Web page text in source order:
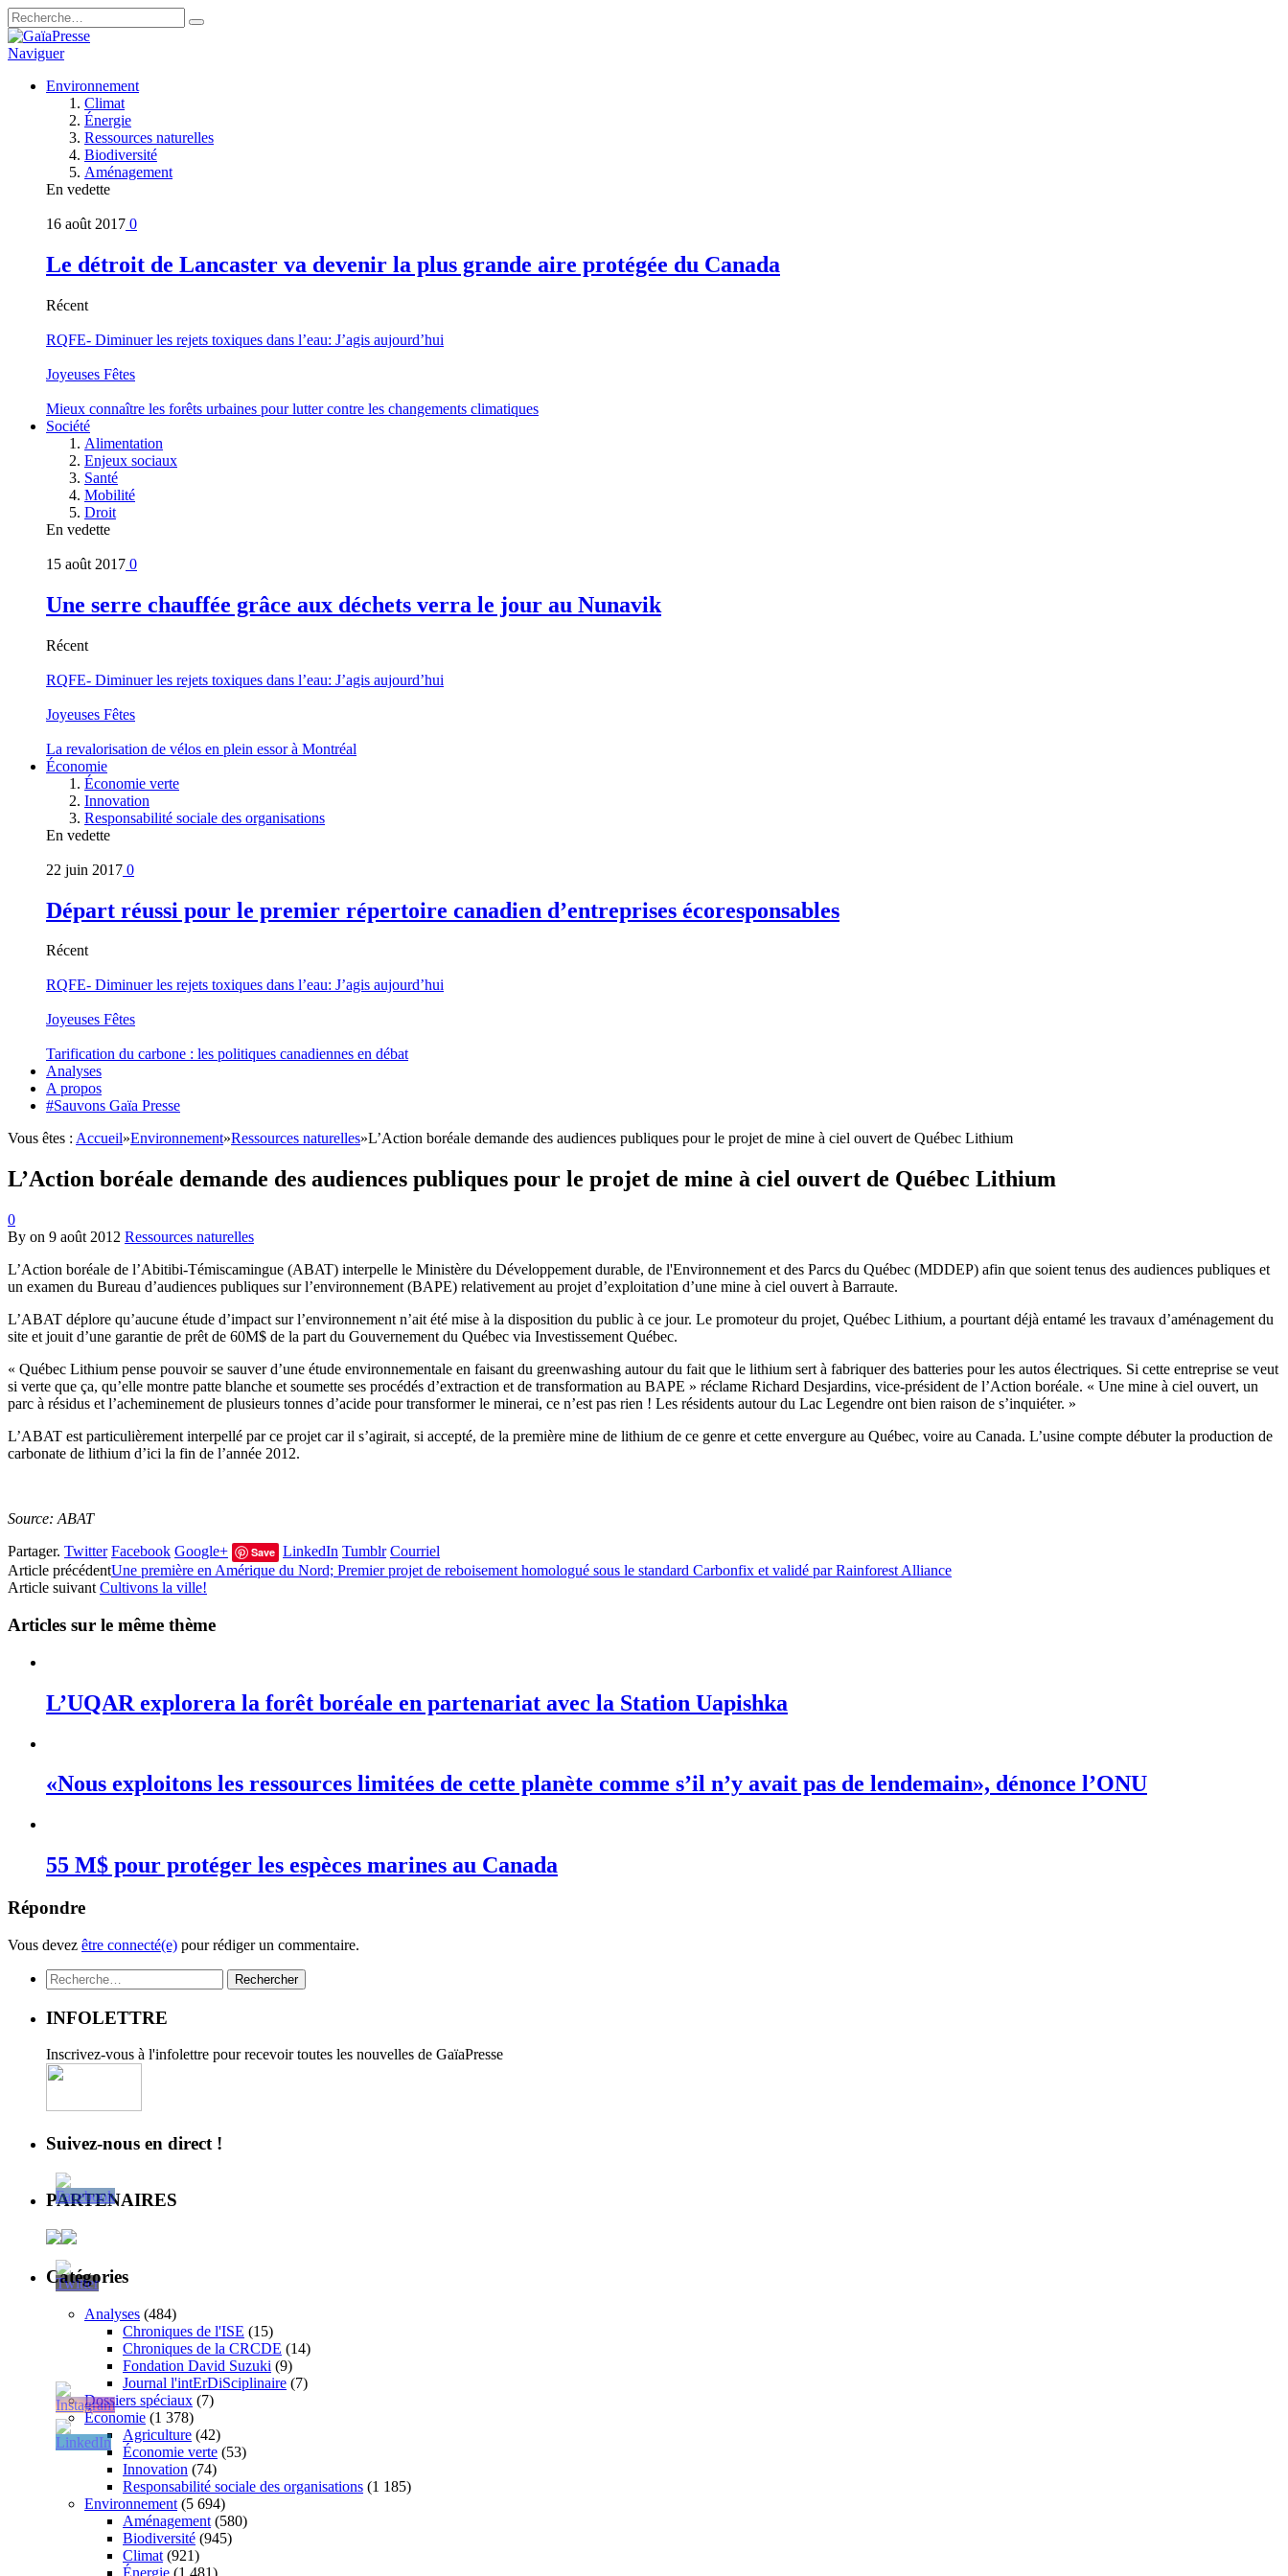
Naviguer
Environnement
Climat
Énergie
Ressources naturelles
Biodiversité
Aménagement
En vedette
16 août 2017 0
Le détroit de Lancaster va devenir la plus grande aire protégée du Canada
Récent
RQFE- Diminuer les rejets toxiques dans l’eau: J’agis aujourd’hui
Joyeuses Fêtes
Mieux connaître les forêts urbaines pour lutter contre les changements climatiques
Société
Alimentation
Enjeux sociaux
Santé
Mobilité
Droit
En vedette
15 août 2017 0
Une serre chauffée grâce aux déchets verra le jour au Nunavik
Récent
RQFE- Diminuer les rejets toxiques dans l’eau: J’agis aujourd’hui
Joyeuses Fêtes
La revalorisation de vélos en plein essor à Montréal
Économie
Économie verte
Innovation
Responsabilité sociale des organisations
En vedette
22 juin 2017 0
Départ réussi pour le premier répertoire canadien d’entreprises écoresponsables
Récent
RQFE- Diminuer les rejets toxiques dans l’eau: J’agis aujourd’hui
Joyeuses Fêtes
Tarification du carbone : les politiques canadiennes en débat
Analyses
A propos
#Sauvons Gaïa Presse
Vous êtes : Accueil»Environnement»Ressources naturelles»L’Action boréale demande des audiences publiques pour le projet de mine à ciel ouvert de Québec Lithium
L’Action boréale demande des audiences publiques pour le projet de mine à ciel ouvert de Québec Lithium
0
By on 9 août 2012 Ressources naturelles
L’Action boréale de l’Abitibi-Témiscamingue (ABAT) interpelle le Ministère du Développement durable, de l'Environnement et des Parcs du Québec (MDDEP) afin que soient tenus des audiences publiques et
un examen du Bureau d’audiences publiques sur l’environnement (BAPE) relativement au projet d’exploitation d’une mine à ciel ouvert à Barraute.
L’ABAT déplore qu’aucune étude d’impact sur l’environnement n’ait été mise à la disposition du public à ce jour. Le promoteur du projet, Québec Lithium, a pourtant déjà entamé les travaux d’aménagement du
site et jouit d’une garantie de prêt de 60M$ de la part du Gouvernement du Québec via Investissement Québec.
« Québec Lithium pense pouvoir se sauver d’une étude environnementale en faisant du greenwashing autour du fait que le lithium sert à fabriquer des batteries pour les autos électriques. Si cette entreprise se veut
si verte que ça, qu’elle montre patte blanche et soumette ses procédés d’extraction et de transformation au BAPE » réclame Richard Desjardins, vice-président de l’Action boréale. « Une mine à ciel ouvert, un
parc à résidus et l’acheminement de plusieurs tonnes d’acide pour transformer le minerai, ce n’est pas rien ! Les résidents autour du Lac Legendre ont bien raison de s’inquiéter. »
L’ABAT est particulièrement interpellé par ce projet car il s’agirait, si accepté, de la première mine de lithium de ce genre et cette envergure au Québec, voire au Canada. L’usine compte débuter la production de
carbonate de lithium d’ici la fin de l’année 2012.
Source: ABAT
Partager. Twitter Facebook Google+ Save LinkedIn Tumblr Courriel
Article précédentUne première en Amérique du Nord; Premier projet de reboisement homologué sous le standard Carbonfix et validé par Rainforest Alliance
Article suivant Cultivons la ville!
Articles sur le même thème
L’UQAR explorera la forêt boréale en partenariat avec la Station Uapishka
«Nous exploitons les ressources limitées de cette planète comme s’il n’y avait pas de lendemain», dénonce l’ONU
55 M$ pour protéger les espèces marines au Canada
Répondre
Vous devez être connecté(e) pour rédiger un commentaire.
Rechercher :
INFOLETTRE
Inscrivez-vous à l'infolettre pour recevoir toutes les nouvelles de GaïaPresse
Suivez-nous en direct !
PARTENAIRES
Catégories
Analyses (484)
Chroniques de l'ISE (15)
Chroniques de la CRCDE (14)
Fondation David Suzuki (9)
Journal l'intErDiSciplinaire (7)
Dossiers spéciaux (7)
Économie (1 378)
Agriculture (42)
Économie verte (53)
Innovation (74)
Responsabilité sociale des organisations (1 185)
Environnement (5 694)
Aménagement (580)
Biodiversité (945)
Climat (921)
Énergie (1 481)